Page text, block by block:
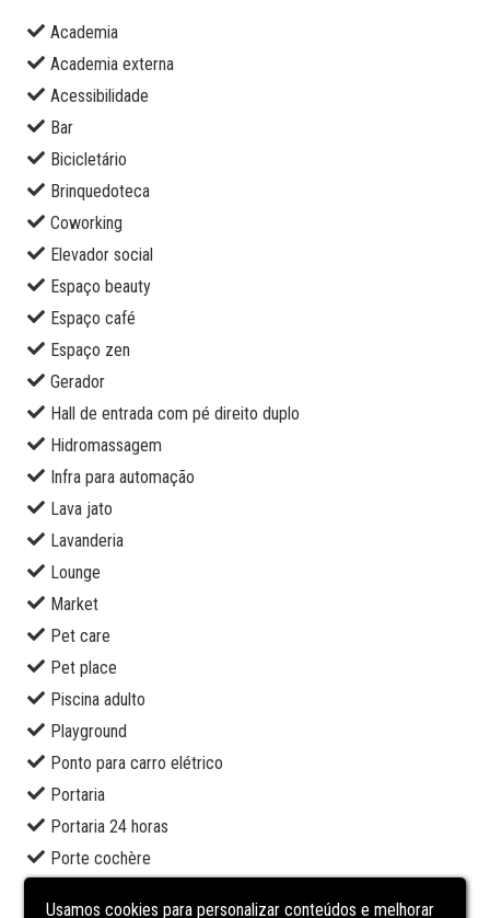
Academia
Academia externa
Acessibilidade
Bar
Bicicletário
Brinquedoteca
Coworking
Elevador social
Espaço beauty
Espaço café
Espaço zen
Gerador
Hall de entrada com pé direito duplo
Hidromassagem
Infra para automação
Lava jato
Lavanderia
Lounge
Market
Pet care
Pet place
Piscina adulto
Playground
Ponto para carro elétrico
Portaria
Portaria 24 horas
Porte cochère
Usamos cookies para personalizar conteúdos e melhorar